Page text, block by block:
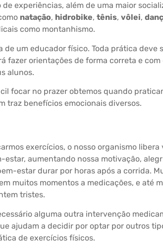
experiências, além de uma maior
natação, hidrobike, tênis, vôlei,
como montanhismo.
de um educador físico. Toda prática deve
fazer orientações de forma correta e com
alunos.
focar no prazer obtemos quando
traz benefícios emocionais diversos.
exercícios, o nosso organismo libera
aumentando nossa motivação,
estar durar por horas após a corrida.
muitos momentos a medicações, e até
tristes.
alguma outra intervenção
ajudam a decidir por optar por outros
de exercícios físicos.